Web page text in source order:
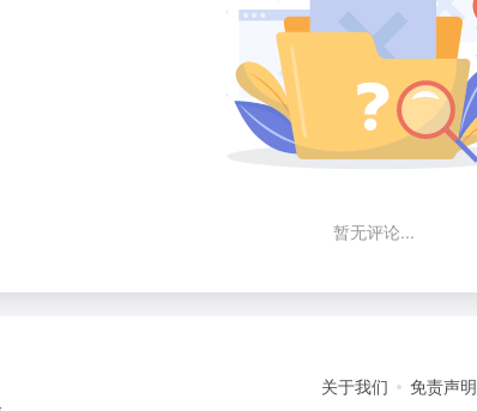
暂无评论...
关于我们 免责声明